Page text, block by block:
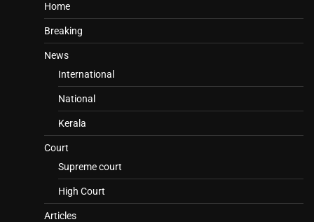
Home
Breaking
News
International
National
Kerala
Court
Supreme court
High Court
Articles